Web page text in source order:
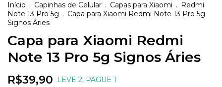
Início . Capinhas de Celular . Capas para Xiaomi . Redmi
Note 13 Pro 5g . Capa para Xiaomi Redmi Note 13 Pro 5g
Signos Áries
Capa para Xiaomi Redmi
Note 13 Pro 5g Signos Áries
R$39,90 LEVE 2, PAGUE 1